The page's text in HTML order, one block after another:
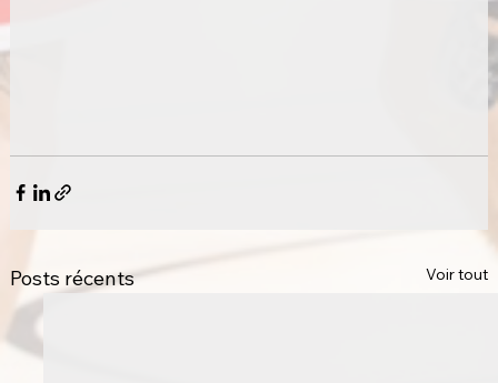
Posts récents Voir tout